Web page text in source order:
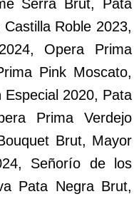
Serra Brut, Pata
Roble 2023,
Opera Prima
Pink Moscato,
Especial 2020, Pata
Prima Verdejo
Brut, Mayor
Señorío de los
Pata Negra Brut,